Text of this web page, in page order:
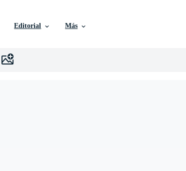
Editorial Más